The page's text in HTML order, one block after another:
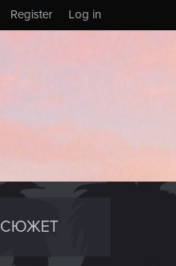
Log in
Register
СЮЖЕТ